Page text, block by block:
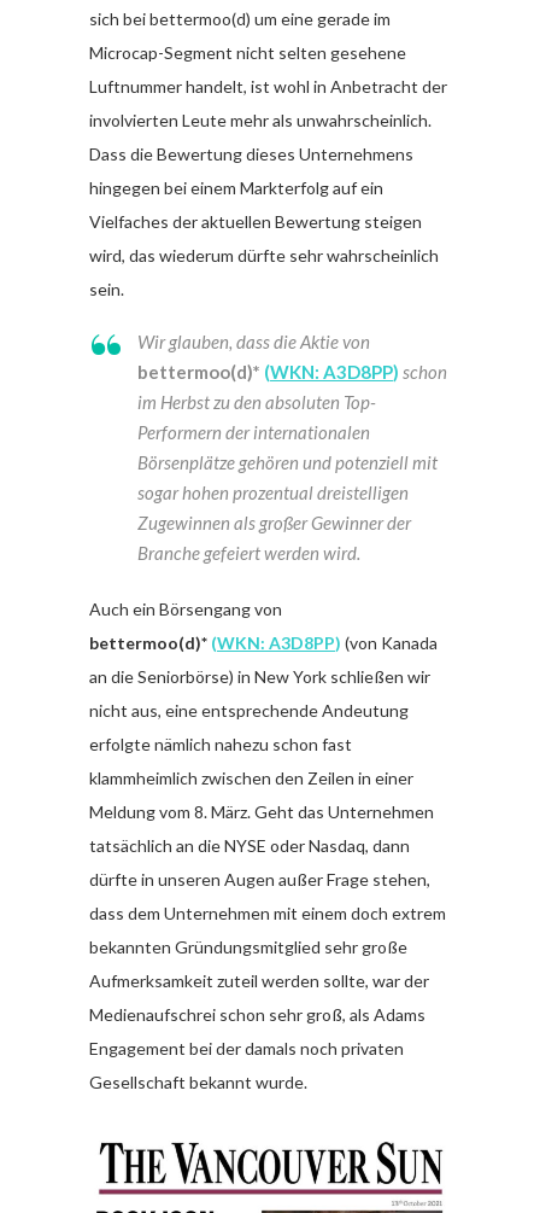
sich bei bettermoo(d) um eine gerade im
Microcap-Segment nicht selten gesehene
Luftnummer handelt, ist wohl in Anbetracht der
involvierten Leute mehr als unwahrscheinlich.
Dass die Bewertung dieses Unternehmens
hingegen bei einem Markterfolg auf ein
Vielfaches der aktuellen Bewertung steigen
wird, das wiederum dürfte sehr wahrscheinlich
sein.
Wir glauben, dass die Aktie von
bettermoo(d)* (WKN: A3D8PP) schon
im Herbst zu den absoluten Top-
Performern der internationalen
Börsenplätze gehören und potenziell mit
sogar hohen prozentual dreistelligen
Zugewinnen als großer Gewinner der
Branche gefeiert werden wird.
Auch ein Börsengang von
bettermoo(d)* (WKN: A3D8PP) (von Kanada
an die Seniorbörse) in New York schließen wir
nicht aus, eine entsprechende Andeutung
erfolgte nämlich nahezu schon fast
klammheimlich zwischen den Zeilen in einer
Meldung vom 8. März. Geht das Unternehmen
tatsächlich an die NYSE oder Nasdaq, dann
dürfte in unseren Augen außer Frage stehen,
dass dem Unternehmen mit einem doch extrem
bekannten Gründungsmitglied sehr große
Aufmerksamkeit zuteil werden sollte, war der
Medienaufschrei schon sehr groß, als Adams
Engagement bei der damals noch privaten
Gesellschaft bekannt wurde.